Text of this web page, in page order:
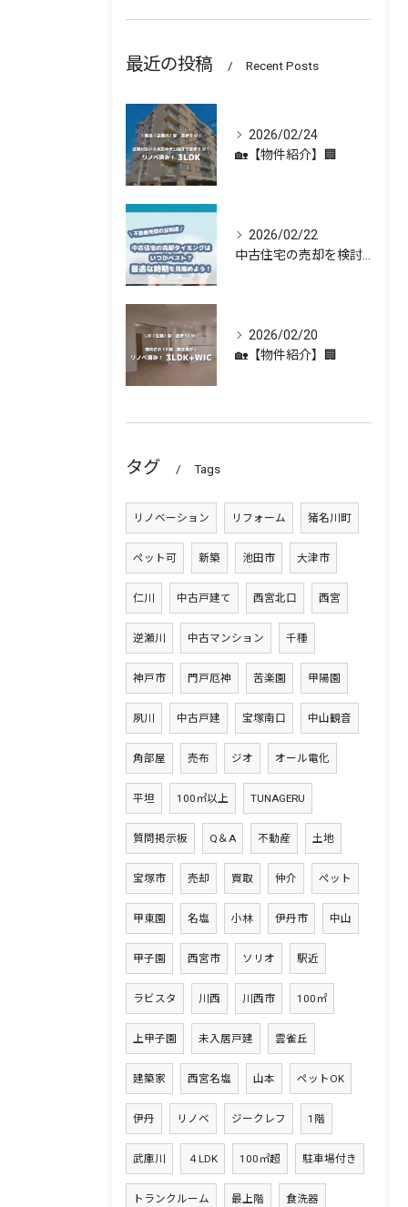
最近の投稿 Recent Posts
2026/02/24
🏡【物件紹介】🏢
2026/02/22
中古住宅の売却を検討している方へ 🏡✨
2026/02/20
🏡【物件紹介】🏢
タグ Tags
リノベーション リフォーム 猪名川町
ペット可 新築 池田市 大津市
仁川 中古戸建て 西宮北口 西宮
逆瀬川 中古マンション 千種
神戸市 門戸厄神 苦楽園 甲陽園
夙川 中古戸建 宝塚南口 中山観音
角部屋 売布 ジオ オール電化
平坦 100㎡以上 TUNAGERU
質問掲示板 Q＆A 不動産 土地
宝塚市 売却 買取 仲介 ペット
甲東園 名塩 小林 伊丹市 中山
甲子園 西宮市 ソリオ 駅近
ラビスタ 川西 川西市 100㎡
上甲子園 未入居戸建 雲雀丘
建築家 西宮名塩 山本 ペットOK
伊丹 リノベ ジークレフ 1階
武庫川 ４LDK 100㎡超 駐車場付き
トランクルーム 最上階 食洗器